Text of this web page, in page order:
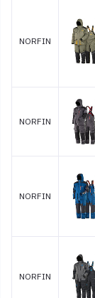
NORFIN
NORFIN
NORFIN
NORFIN